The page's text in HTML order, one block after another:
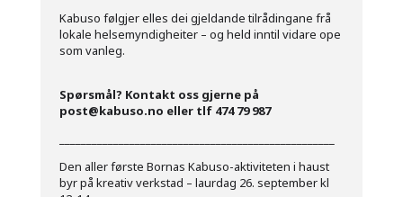
Kabuso følgjer elles dei gjeldande tilrådingane frå
lokale helsemyndigheiter – og held inntil vidare ope
som vanleg.
Spørsmål? Kontakt oss gjerne på
post@kabuso.no eller tlf 474 79 987
Den aller første Bornas Kabuso-aktiviteten i haust
byr på kreativ verkstad – laurdag 26. september kl